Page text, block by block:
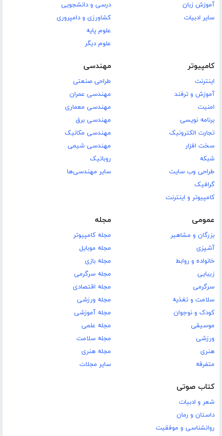
آموزش زبان
سایر ادبیات
درسی و دانشجویی
کشاورزی و دامپروری
علوم پایه
علوم دیگر
کامپیوتر
اینترنت
آموزش و ترفند
امنیت
برنامه نویسی
تجارت الکترونیک
سخت افزار
شبکه
طراحی وب سایت
گرافیک
کامپیوتر و اینترنت
مهندسی
طراحی صنعتی
مهندسی عمران
مهندسی معماری
مهندسی برق
مهندسی مکانیک
مهندسی شیمی
روباتیک
سایر مهندسی‌ها
عمومی
بزرگان و مشاهیر
آشپزی
خانواده و روابط
زیبایی
سرگرمی
سلامت و تغذیه
کودک و نوجوان
موسیقی
ورزشی
هنری
متفرقه
مجله
مجله کامپیوتر
مجله موبایل
مجله بازی
مجله سرگرمی
مجله اقتصادی
مجله ورزشی
مجله آموزشی
مجله علمی
مجله سلامت
مجله هنری
سایر مجلات
کتاب صوتی
شعر و ادبیات
داستان و رمان
روانشناسی و موفقیت